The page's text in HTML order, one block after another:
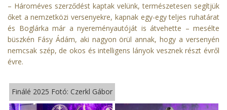
– Hároméves szerződést kaptak velünk, természetesen segítjük
őket a nemzetközi versenyekre, kapnak egy-egy teljes ruhatárat
és Boglárka már a nyereményautóját is átvehette – mesélte
büszkén Fásy Ádám, aki nagyon örül annak, hogy a versenyén
nemcsak szép, de okos és intelligens lányok vesznek részt évről
évre.
Finálé 2025 Fotó: Czerkl Gábor